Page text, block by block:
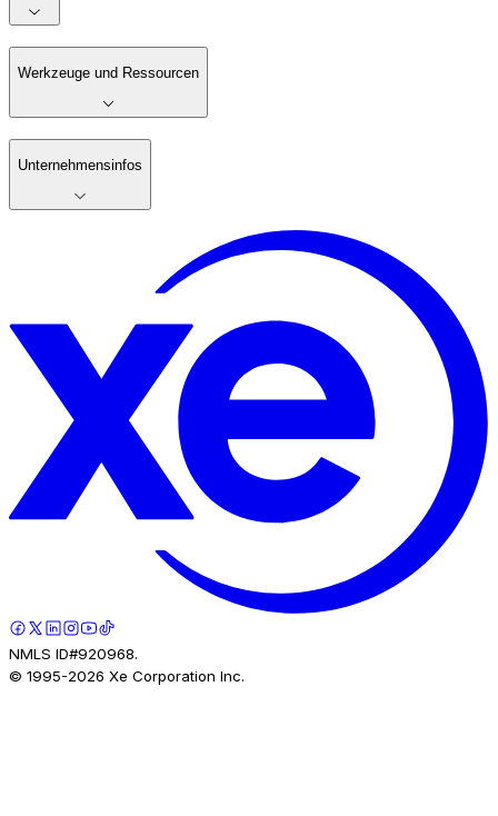
Werkzeuge und Ressourcen
Unternehmensinfos
NMLS ID#920968.
© 1995-2026 Xe Corporation Inc.